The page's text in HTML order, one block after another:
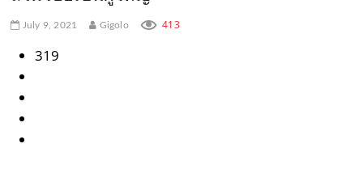
c
o
o
m
.
m
July 9, 2021 Gigolo 413
319